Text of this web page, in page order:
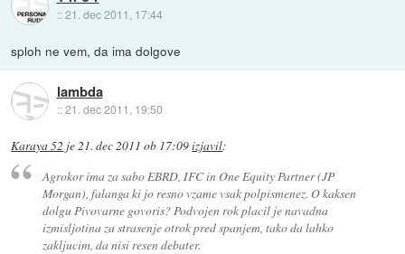
::21. dec 2011, 17:44
sploh ne vem, da ima dolgove
lambda
::21. dec 2011, 19:50
Karaya 52 je21. dec 2011 ob 17:09izjavil:
Agrokor ima za sabo EBRD, IFC in One Equity Partner (JP
Morgan), falanga ki jo resno vzame vsak polpismenez. O kaksen
dolgu Pivovarne govoris? Podvojen rok placil je navadna
izmisljotina za strasenje otrok pred spanjem, tako da lahko
zakljucim, da nisi resen debater.